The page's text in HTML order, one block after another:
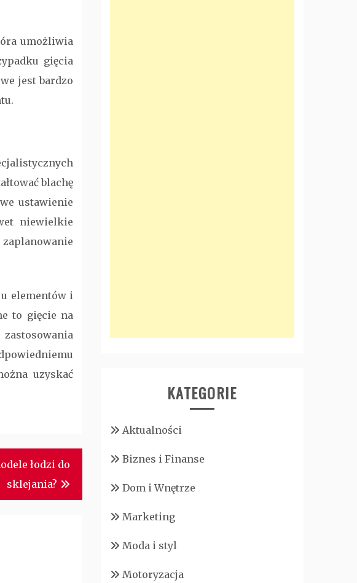
umożliwia
gięcia
jest bardzo
blachę
ustawienie
niewielkie
elementów i
to gięcie na
uzyskać
łodzi do
sklejania?
KATEGORIE
Aktualności
Biznes i Finanse
Dom i Wnętrze
Marketing
Moda i styl
Motoryzacja